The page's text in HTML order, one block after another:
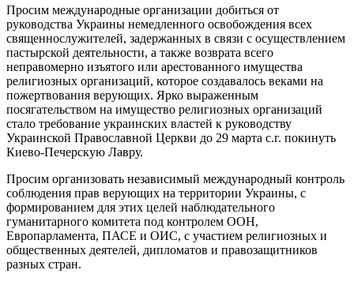
Просим международные организации добиться от
руководства Украины немедленного освобождения всех
священнослужителей, задержанных в связи с осуществлением
пастырской деятельности, а также возврата всего
неправомерно изъятого или арестованного имущества
религиозных организаций, которое создавалось веками на
пожертвования верующих. Ярко выраженным
посягательством на имущество религиозных организаций
стало требование украинских властей к руководству
Украинской Православной Церкви до 29 марта с.г. покинуть
Киево-Печерскую Лавру.
Просим организовать независимый международный контроль
соблюдения прав верующих на территории Украины, с
формированием для этих целей наблюдательного
гуманитарного комитета под контролем ООН,
Европарламента, ПАСЕ и ОИС, с участием религиозных и
общественных деятелей, дипломатов и правозащитников
разных стран.